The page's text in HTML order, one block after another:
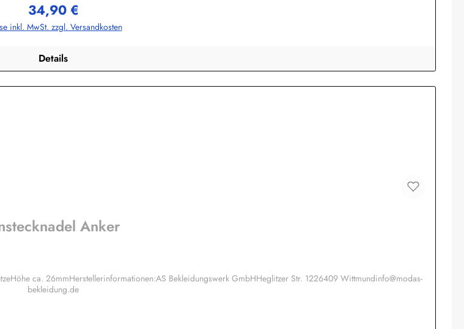
Regulärer Preis:
34,90 €
inkl. MwSt. zzgl. Versandkosten
Details
Anker
ca. 26mmHerstellerinformationen:AS Bekleidungswerk GmbHHeglitzer Str. 1226409 Wittmundinfo@modas-
bekleidung.de